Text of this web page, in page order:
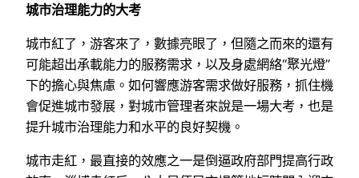
城市治理能力的大考
城市紅了，游客來了，數據亮眼了，但隨之而來的還有
可能超出承載能力的服務需求，以及身處網絡“聚光燈”
下的擔心與焦慮。如何響應游客需求做好服務，抓住機
會促進城市發展，對城市管理者來說是一場大考，也是
提升城市治理能力和水平的良好契機。
城市走紅，最直接的效應之一是倒逼政府部門提高行政